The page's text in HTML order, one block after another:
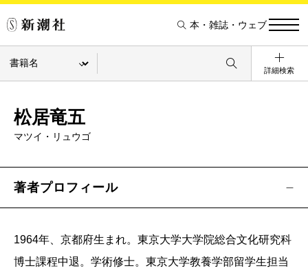
本・雑誌・ウェブ
詳細検索
松居竜五
マツイ・リュウゴ
著者プロフィール
1964年、京都府生まれ。東京大学大学院総合文化研究科
博士課程中退。学術修士。東京大学教養学部留学生担当